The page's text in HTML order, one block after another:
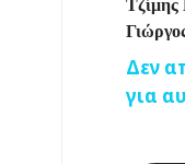
Τζίμης
Δεν
για